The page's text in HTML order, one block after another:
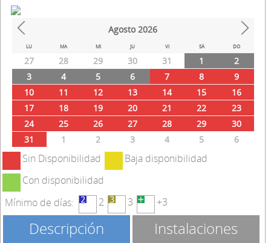
Prev Next
Agosto 2026
LU MA MI JU VI SÁ DO
27 28 29 30 31 1
2
3
4 5 6 7 8
9
10
11 12 13 14 15
16
17
18 19 20 21 22
23
24
25 26 27 28 29
30
31
1 2 3 4 5 6
Sin Disponibilidad
Baja disponibilidad
Con disponibilidad
Mínimo de días:
2 3 +3
Descripción Instalaciones